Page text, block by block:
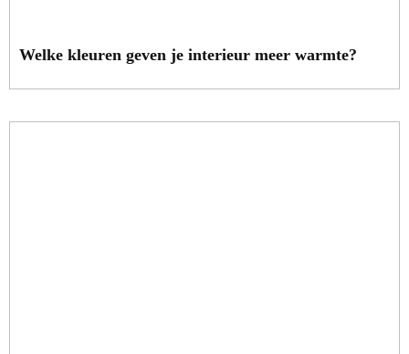
Welke kleuren geven je interieur meer warmte?